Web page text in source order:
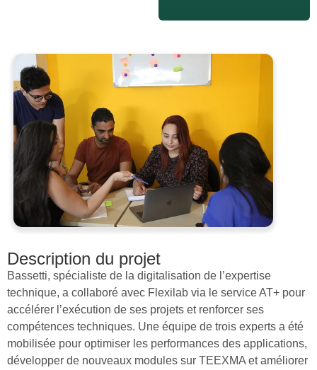
Description du projet
Bassetti, spécialiste de la digitalisation de l’expertise
technique, a collaboré avec Flexilab via le service AT+ pour
accélérer l’exécution de ses projets et renforcer ses
compétences techniques. Une équipe de trois experts a été
mobilisée pour optimiser les performances des applications,
développer de nouveaux modules sur TEEXMA et améliorer